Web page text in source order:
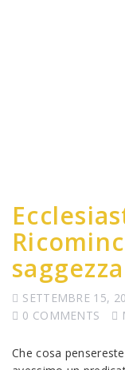
SETTEMBRE 15,
0 COMMENTS
Che cosa